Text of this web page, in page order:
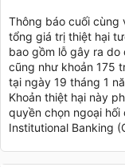
Thông báo cuối cùng
tổng giá trị thiệt hại
bao gồm lỗ gây ra
cũng như khoản 175
tại ngày 19 tháng 1
Khoản thiệt hại này
quyền chọn ngoại hối
Institutional Banking